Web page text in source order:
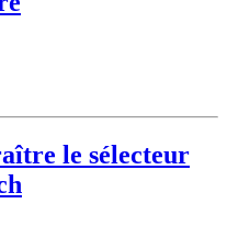
le sélecteur